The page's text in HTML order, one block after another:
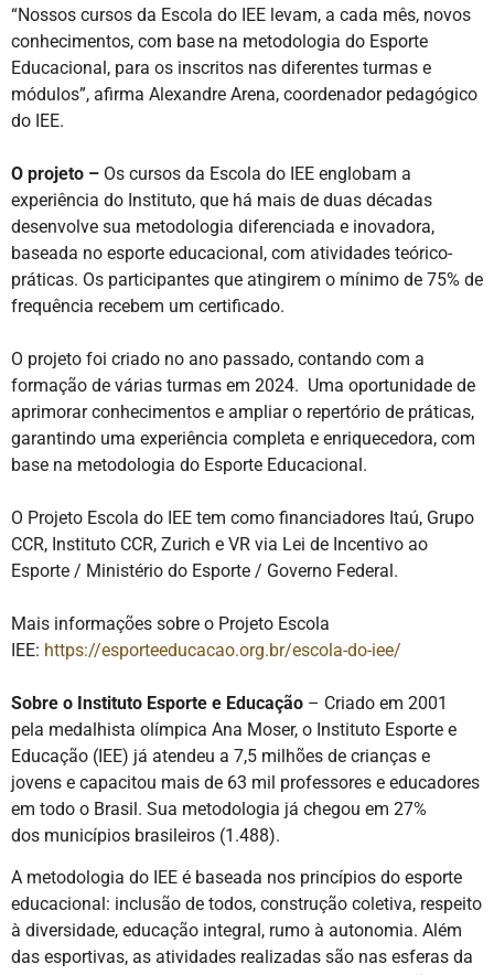
“Nossos cursos da Escola do IEE levam, a cada mês, novos
conhecimentos, com base na metodologia do Esporte
Educacional, para os inscritos nas diferentes turmas e
módulos”, afirma Alexandre Arena, coordenador pedagógico
do IEE.
O projeto – Os cursos da Escola do IEE englobam a
experiência do Instituto, que há mais de duas décadas
desenvolve sua metodologia diferenciada e inovadora,
baseada no esporte educacional, com atividades teórico-
práticas. Os participantes que atingirem o mínimo de 75% de
frequência recebem um certificado.
O projeto foi criado no ano passado, contando com a
formação de várias turmas em 2024. Uma oportunidade de
aprimorar conhecimentos e ampliar o repertório de práticas,
garantindo uma experiência completa e enriquecedora, com
base na metodologia do Esporte Educacional.
O Projeto Escola do IEE tem como financiadores Itaú, Grupo
CCR, Instituto CCR, Zurich e VR via Lei de Incentivo ao
Esporte / Ministério do Esporte / Governo Federal.
Mais informações sobre o Projeto Escola
IEE: https://esporteeducacao.org.br/escola-do-iee/
Sobre o Instituto Esporte e Educação – Criado em 2001
pela medalhista olímpica Ana Moser, o Instituto Esporte e
Educação (IEE) já atendeu a 7,5 milhões de crianças e
jovens e capacitou mais de 63 mil professores e educadores
em todo o Brasil. Sua metodologia já chegou em 27%
dos municípios brasileiros (1.488).
A metodologia do IEE é baseada nos princípios do esporte
educacional: inclusão de todos, construção coletiva, respeito
à diversidade, educação integral, rumo à autonomia. Além
das esportivas, as atividades realizadas são nas esferas da